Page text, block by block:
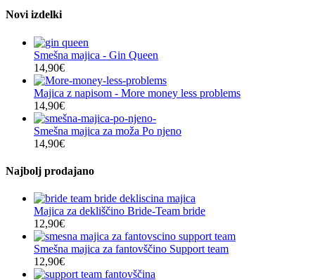
Novi izdelki
Smešna majica - Gin Queen
14,90€
Majica z napisom - More money less problems
14,90€
Smešna majica za moža Po njeno
14,90€
Najbolj prodajano
Majica za dekliščino Bride-Team bride
12,90€
Smešna majica za fantovščino Support team
12,90€